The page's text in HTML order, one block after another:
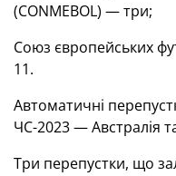
(CONMEBOL) — три;
Союз європейських
11.
Автоматичні
ЧС-2023 — Австралія
Три перепустки, що